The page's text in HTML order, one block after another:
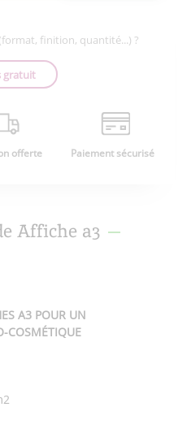
finition, quantité...) ?
gratuit
offerte Paiement sécurisé
Affiche a3
A3 POUR UN
COSMÉTIQUE